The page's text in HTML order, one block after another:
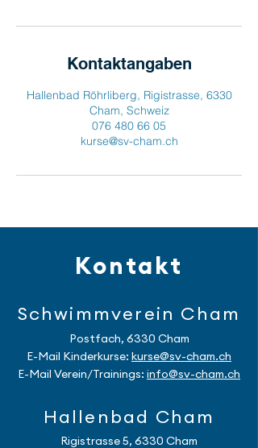
Kontaktangaben
Hallenbad Röhrliberg, Rigistrasse, 6330
Cham, Schweiz
076 480 66 05
kurse@sv-cham.ch
Kontakt
Schwimmverein Cham
Postfach, 6330 Cham
E-Mail Kinderkurse: kurse@sv-cham.ch
E-Mail Verein/Trainings: info@sv-cham.ch
Hallenbad Cham
Rigistrasse 5, 6330 Cham